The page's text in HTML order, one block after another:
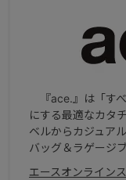
『ace.』は「す
にする最適なカタ
ベルからカジュア
バッグ＆ラゲージ
エースオンライン